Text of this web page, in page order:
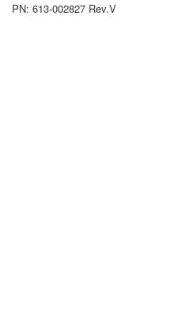
PN: 613-002827 Rev.V